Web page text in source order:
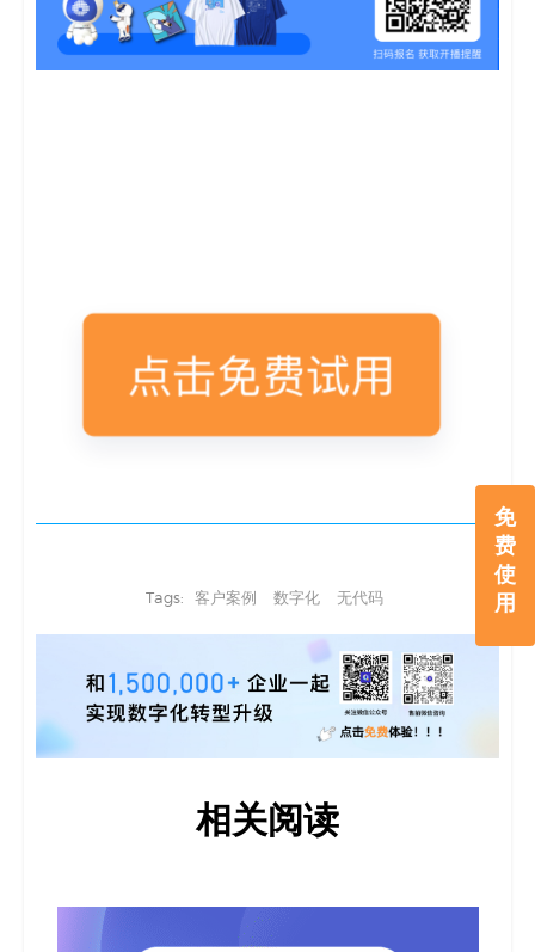
免
费
使
用
Tags: 客户案例 数字化 无代码
相关阅读